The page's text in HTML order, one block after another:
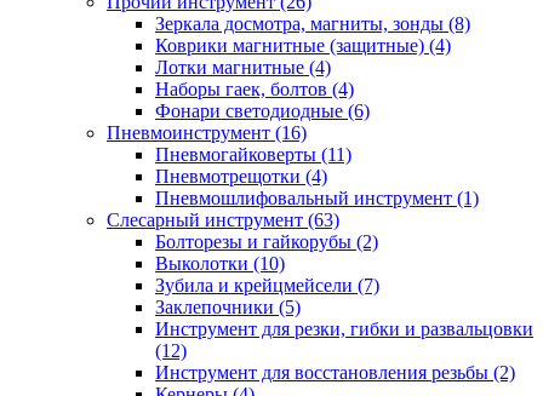
Зеркала досмотра, магниты, зонды (8)
Коврики магнитные (защитные) (4)
Лотки магнитные (4)
Наборы гаек, болтов (4)
Фонари светодиодные (6)
Пневмоинструмент (16)
Пневмогайковерты (11)
Пневмотрещотки (4)
Пневмошлифовальный инструмент (1)
Слесарный инструмент (63)
Болторезы и гайкорубы (2)
Выколотки (10)
Зубила и крейцмейсели (7)
Заклепочники (5)
Инструмент для резки, гибки и развальцовки
(12)
Инструмент для восстановления резьбы (2)